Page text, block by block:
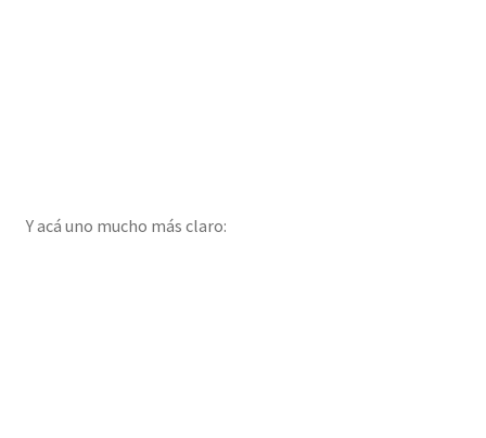
Y acá uno mucho más claro: